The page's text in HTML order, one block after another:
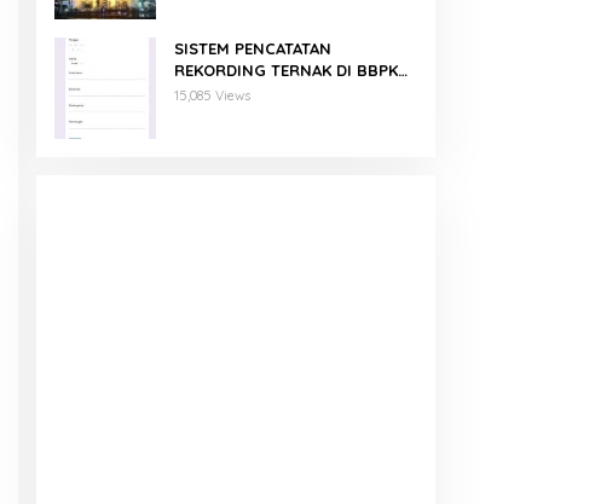
SISTEM PENCATATAN
REKORDING TERNAK DI BBPKH
MENGGUNAKAN GOOGLE FORM
15,085 Views